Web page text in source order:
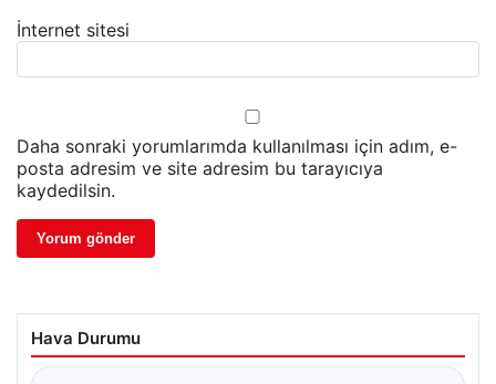
İnternet sitesi
Daha sonraki yorumlarımda kullanılması için adım, e-
posta adresim ve site adresim bu tarayıcıya
kaydedilsin.
Hava Durumu